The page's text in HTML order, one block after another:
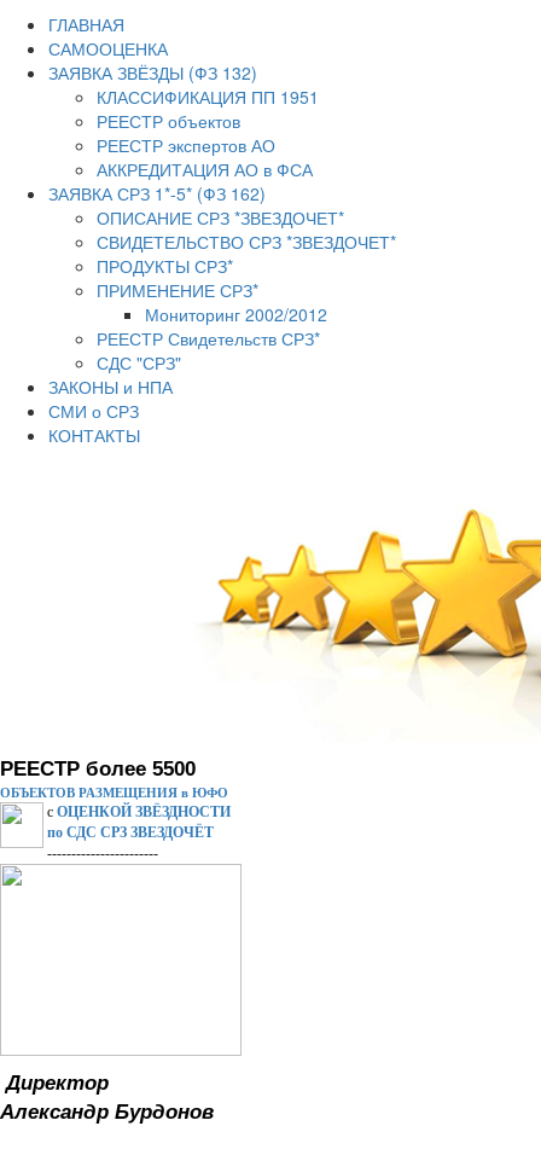
ГЛАВНАЯ
САМООЦЕНКА
ЗАЯВКА ЗВЁЗДЫ (ФЗ 132)
КЛАССИФИКАЦИЯ ПП 1951
РЕЕСТР объектов
РЕЕСТР экспертов АО
АККРЕДИТАЦИЯ АО в ФСА
ЗАЯВКА СРЗ 1*-5* (ФЗ 162)
ОПИСАНИЕ СРЗ *ЗВЕЗДОЧЕТ*
СВИДЕТЕЛЬСТВО СРЗ *ЗВЕЗДОЧЕТ*
ПРОДУКТЫ СРЗ*
ПРИМЕНЕНИЕ СРЗ*
Мониторинг 2002/2012
РЕЕСТР Свидетельств СРЗ*
СДС "СРЗ"
ЗАКОНЫ и НПА
СМИ о СРЗ
КОНТАКТЫ
РЕЕСТР более 5500
ОБЪЕКТОВ РАЗМЕЩЕНИЯ в ЮФО
с ОЦЕНКОЙ ЗВЁЗДНОСТИ
по СДС СРЗ ЗВЕЗДОЧЁТ
-----------------------
Директор
Александр Бурдонов